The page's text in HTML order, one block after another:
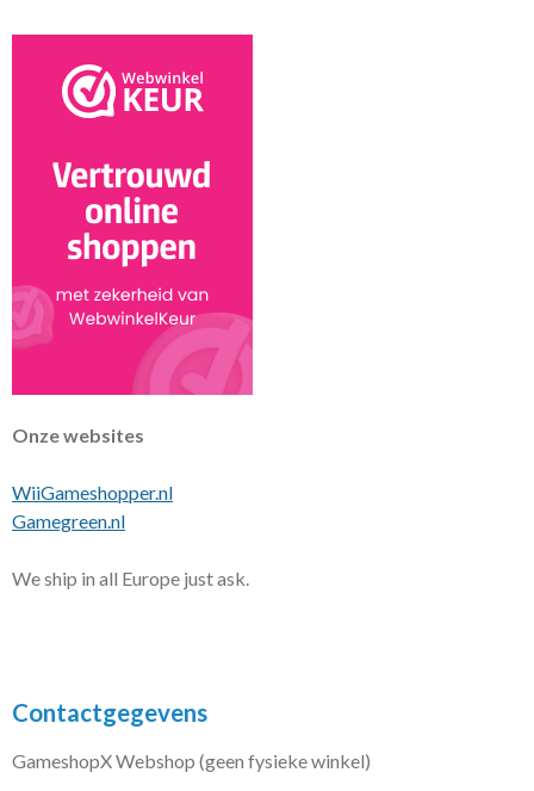
Onze websites
WiiGameshopper.nl
Gamegreen.nl
We ship in all Europe just ask.
Contactgegevens
GameshopX Webshop (geen fysieke winkel)